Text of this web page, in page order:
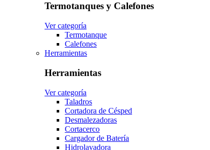
Termotanques y Calefones
Ver categoría
Termotanque
Calefones
Herramientas
Herramientas
Ver categoría
Taladros
Cortadora de Césped
Desmalezadoras
Cortacerco
Cargador de Batería
Hidrolavadora